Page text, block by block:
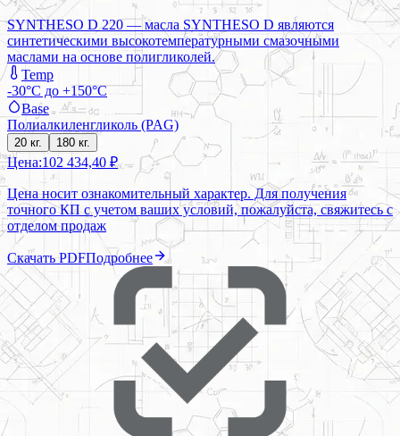
SYNTHESO D 220 — масла SYNTHESO D являются
синтетическими высокотемпературными смазочными
маслами на основе полигликолей.
Temp
-30°C до +150°C
Base
Полиалкиленгликоль (PAG)
20 кг. 180 кг.
Цена:102 434,40 ₽
Цена носит ознакомительный характер. Для получения
точного КП с учетом ваших условий, пожалуйста, свяжитесь с
отделом продаж
Скачать PDFПодробнее